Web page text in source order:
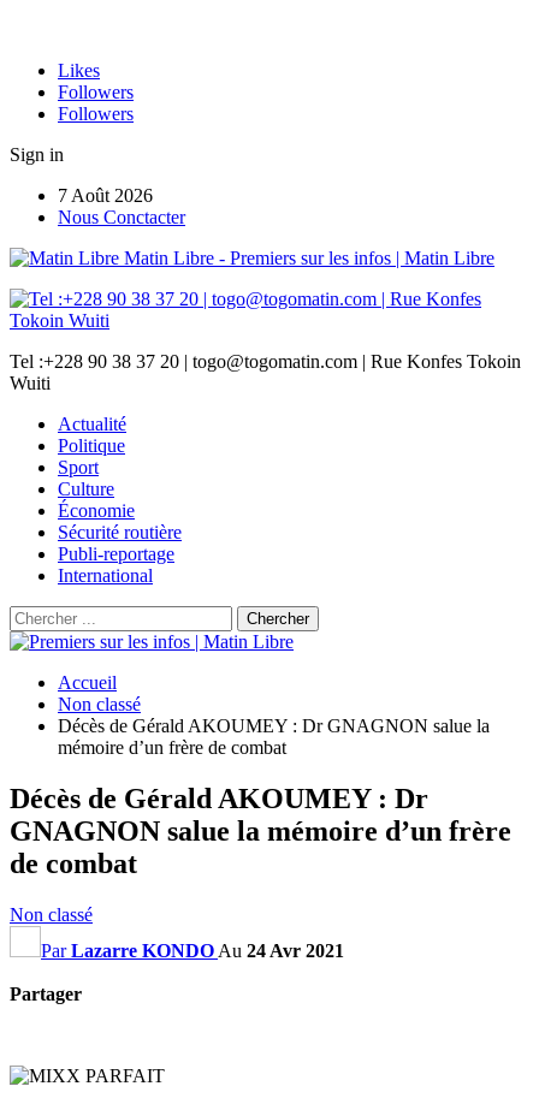
Likes
Followers
Followers
Sign in
7 Août 2026
Nous Conctacter
Matin Libre - Premiers sur les infos | Matin Libre
Tel :+228 90 38 37 20 | togo@togomatin.com | Rue Konfes Tokoin
Wuiti
Actualité
Politique
Sport
Culture
Économie
Sécurité routière
Publi-reportage
International
Accueil
Non classé
Décès de Gérald AKOUMEY : Dr GNAGNON salue la
mémoire d’un frère de combat
Décès de Gérald AKOUMEY : Dr
GNAGNON salue la mémoire d’un frère
de combat
Non classé
ParLazarre KONDO Au 24 Avr 2021
Partager